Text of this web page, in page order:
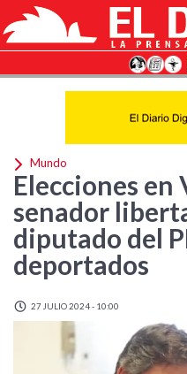
Mundo
Elecciones en
senador
diputado del
deportados
27 JULIO 2024 - 10:00